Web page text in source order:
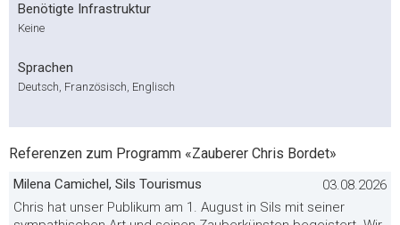
Benötigte Infrastruktur
Keine
Sprachen
Deutsch, Französisch, Englisch
Referenzen zum Programm «Zauberer Chris Bordet»
Milena Camichel, Sils Tourismus
03.08.2026
Chris hat unser Publikum am 1. August in Sils mit seiner